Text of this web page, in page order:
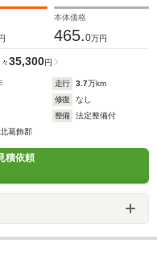
ー・純正フォ
コン・アイド
トップ
本体価格
465.0万円
35,300円
走行 3.7万km
修復
なし
整備
法定整備付
葛飾郡
積依頼